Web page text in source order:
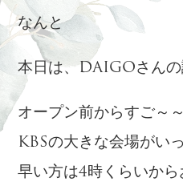
なんと
本日は、DAIGOさん
オープン前からすご～
KBSの大きな会場がい
早い方は4時くらいから